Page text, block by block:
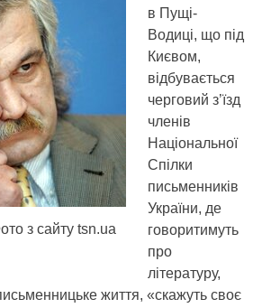
з сайту tsn.ua
в Пущі-
Водиці, що під
Києвом,
відбувається
черговий з’їзд
членів
Національної
Cпілки
письменників
України, де
говоритимуть
про
літературу,
життя, «скажуть своє